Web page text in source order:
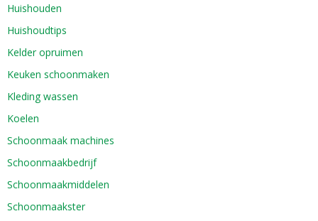
Huishouden
Huishoudtips
Kelder opruimen
Keuken schoonmaken
Kleding wassen
Koelen
Schoonmaak machines
Schoonmaakbedrijf
Schoonmaakmiddelen
Schoonmaakster